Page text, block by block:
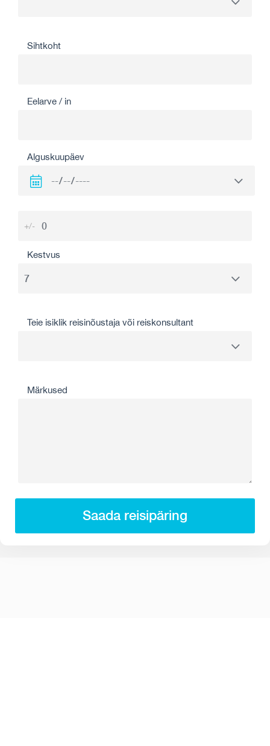
Sihtkoht
Eelarve / in
Alguskuupäev
+/-
Kestvus
Teie isiklik reisinõustaja või reiskonsultant
Märkused
Saada reisipäring